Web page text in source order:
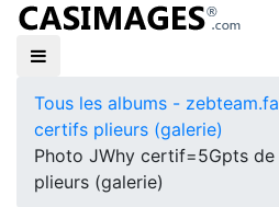
Tous les albums -
certifs plieurs (galerie)
Photo JWhy certif=5Gpts
plieurs (galerie)